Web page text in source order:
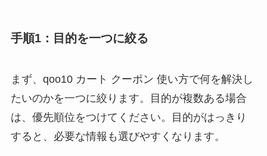
手順1：目的を一つに絞る
まず、qoo10 カート クーポン 使い方で何を解決し
たいのかを一つに絞ります。目的が複数ある場合
は、優先順位をつけてください。目的がはっきり
すると、必要な情報も選びやすくなります。